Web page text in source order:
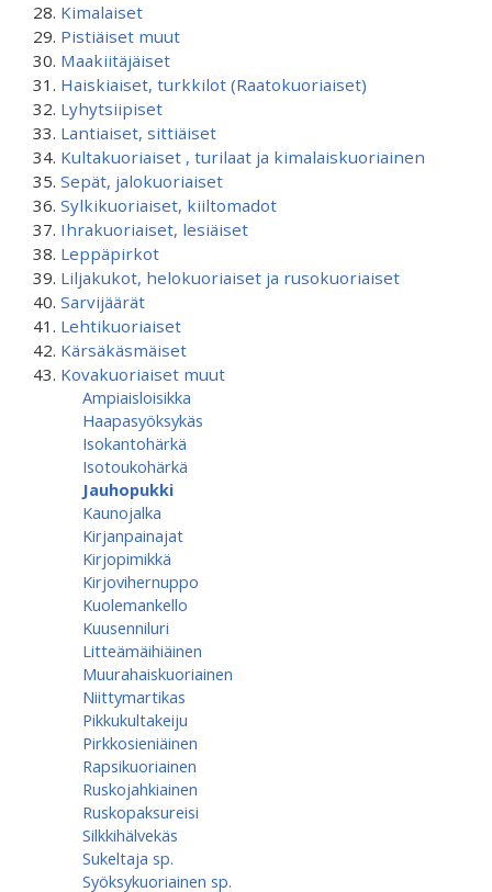
Kimalaiset
Pistiäiset muut
Maakiitäjäiset
Haiskiaiset, turkkilot (Raatokuoriaiset)
Lyhytsiipiset
Lantiaiset, sittiäiset
Kultakuoriaiset , turilaat ja kimalaiskuoriainen
Sepät, jalokuoriaiset
Sylkikuoriaiset, kiiltomadot
Ihrakuoriaiset, lesiäiset
Leppäpirkot
Liljakukot, helokuoriaiset ja rusokuoriaiset
Sarvijäärät
Lehtikuoriaiset
Kärsäkäsmäiset
Kovakuoriaiset muut
Ampiaisloisikka
Haapasyöksykäs
Isokantohärkä
Isotoukohärkä
Jauhopukki
Kaunojalka
Kirjanpainajat
Kirjopimikkä
Kirjovihernuppo
Kuolemankello
Kuusenniluri
Litteämäihiäinen
Muurahaiskuoriainen
Niittymartikas
Pikkukultakeiju
Pirkkosieniäinen
Rapsikuoriainen
Ruskojahkiainen
Ruskopaksureisi
Silkkihälvekäs
Sukeltaja sp.
Syöksykuoriainen sp.